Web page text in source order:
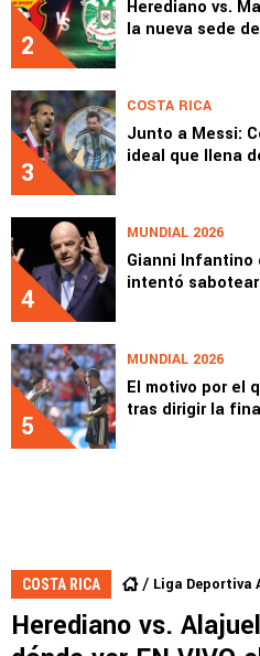
2
Herediano vs.
la nueva sede
3
COSTA RICA
Junto a Messi:
ideal que llena
4
MUNDIAL 2026
Gianni Infantino
intentó
5
MUNDIAL 2026
El motivo por el
tras dirigir la
COSTA RICA Liga Deportiva
Herediano vs.